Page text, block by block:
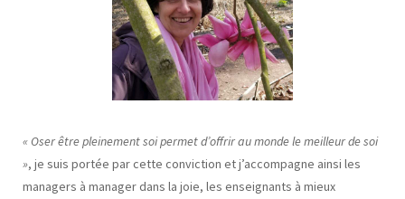
« Oser être pleinement soi permet d’offrir au monde le meilleur de soi
», je suis portée par cette conviction et j’accompagne ainsi les
managers à manager dans la joie, les enseignants à mieux